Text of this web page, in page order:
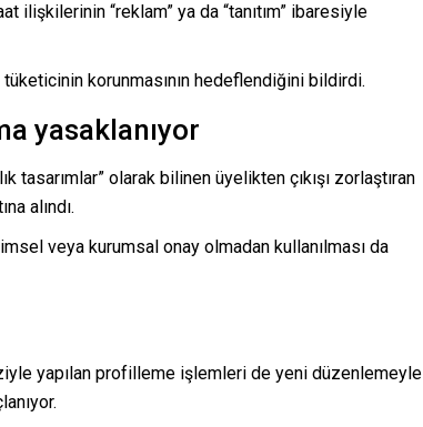
“reklam” ya da “tanıtım” ibaresiyle
korunmasının hedeflendiğini bildirdi.
yasaklanıyor
tasarımlar” olarak bilinen üyelikten çıkışı zorlaştıran
alındı.
veya kurumsal onay olmadan kullanılması da
yapılan profilleme işlemleri de yeni düzenlemeyle